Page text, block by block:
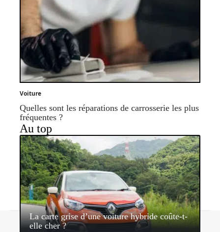
Voiture
Quelles sont les réparations de carrosserie les plus
fréquentes ?
Au top
La carte grise d’une voiture hybride coûte-t-
elle cher ?
Contact Mentions légales Sitemap